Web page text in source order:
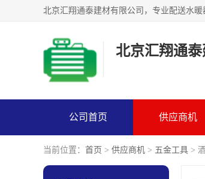
北京汇翔通
公司首页 供应商机
当前位置： 首页 > 供应商机 > 五金工具 >